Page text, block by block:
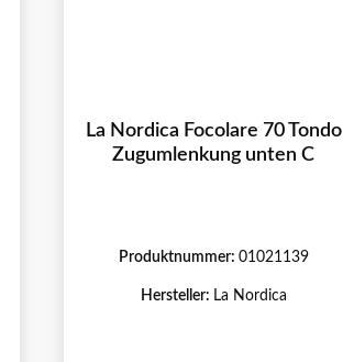
La Nordica Focolare 70 Tondo
Zugumlenkung unten C
Produktnummer: 01021139
Hersteller: La Nordica